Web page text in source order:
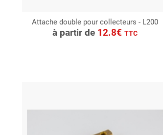
Attache double pour collecteurs - L200
à partir de 12.8€TTC
CONSULTER
Demande de devis